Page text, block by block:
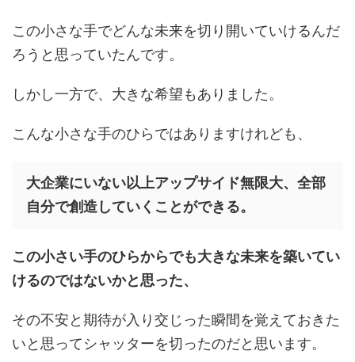
この小さな手でどんな未来を切り開いていけるんだ
ろうと思っていたんです。
しかし一方で、大きな希望もありました。
こんな小さな手のひらではありますけれども、
大企業にいない以上アップサイド無限大、全部
自分で創造していくことができる。
この小さい手のひらからでも大きな未来を築いてい
けるのではないかと思った、
その不安と期待が入り交じった瞬間を覚えておきた
いと思ってシャッターを切ったのだと思います。